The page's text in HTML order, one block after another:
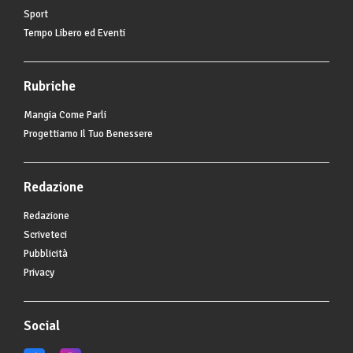
Sport
Tempo Libero ed Eventi
Rubriche
Mangia Come Parli
Progettiamo Il Tuo Benessere
Redazione
Redazione
Scriveteci
Pubblicità
Privacy
Social